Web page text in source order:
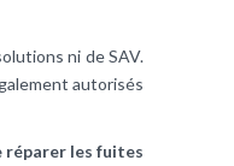
ni de SAV.
autorisés
réparer les fuites